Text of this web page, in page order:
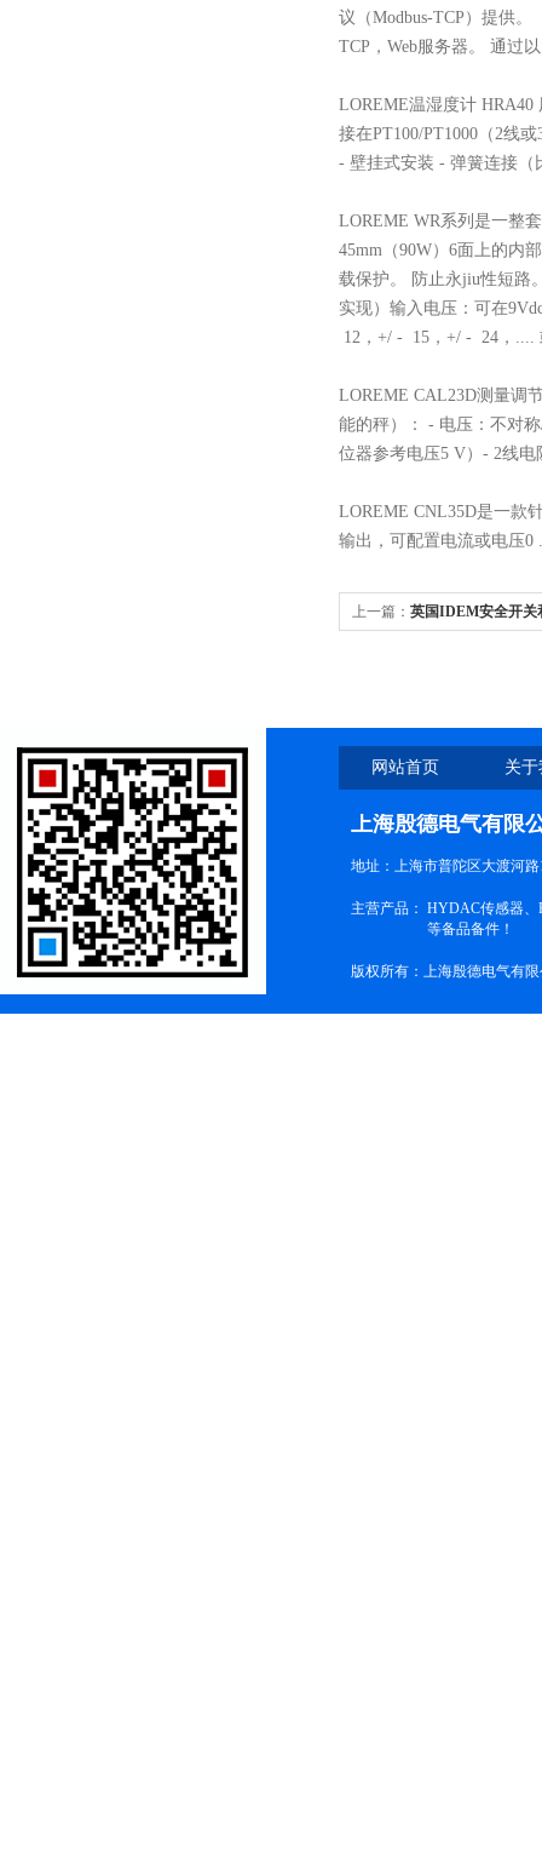
议（Modbus-TCP）提供。
TCP，Web服务器。 通过
LOREME温湿度计
接在PT100/PT1000（2线
- 壁挂式安装 - 弹簧连接（
LOREME WR系列是一整
45mm（90W）6面上的内
载保护。 防止永jiu性短路
实现）输入电压：可在
12，+/ - 15，+/ - 24，....
LOREME CAL23D测量调
能的秤）： - 电压：不对
位器参考电压5 V）- 2线电
LOREME CNL35D是一款
输出，可配置电流或电压0
上一篇： 英国IDEM安全开关
网站首页 关
上海殷德电气有限
地址：上海市普陀区大渡河路
主营产品： HYDAC传感器、
等备品备件！
版权所有：上海殷德电气有